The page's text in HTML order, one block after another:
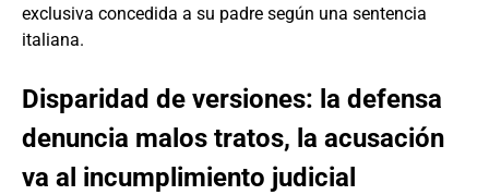
exclusiva concedida a su padre según una sentencia
italiana.
Disparidad de versiones: la defensa
denuncia malos tratos, la acusación
va al incumplimiento judicial